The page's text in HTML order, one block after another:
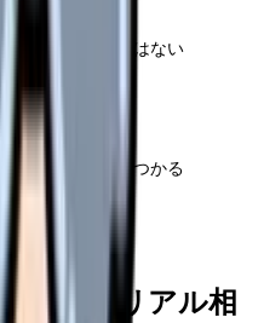
て「評価者」ではない
改善を試す
ェント経由で見つかる
ー
さんのリアル相